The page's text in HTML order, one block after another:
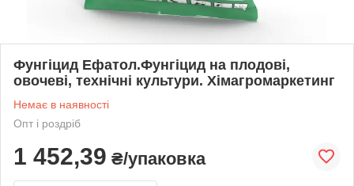
Фунгіцид Ефатол.Фунгіцид на плодові,
овочеві, технічні культури. Хімагромаркетинг
Немає в наявності
Опт і роздріб
1 452,39 ₴/упаковка